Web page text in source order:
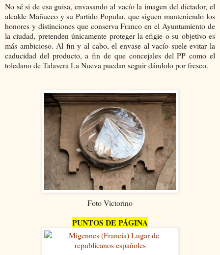
No sé si de esa guisa, envasando al vacío la imagen del dictador, el
alcalde Mañueco y su Partido Popular, que siguen manteniendo los
honores y distinciones que conserva Franco en el Ayuntamiento de
la ciudad, pretenden únicamente proteger la efigie o su objetivo es
más ambicioso. Al fin y al cabo, el envase al vacío suele evitar la
caducidad del producto, a fin de que concejales del PP como el
toledano de Talavera La Nueva puedan seguir dándolo por fresco.
Foto Victorino
PUNTOS DE PÁGINA